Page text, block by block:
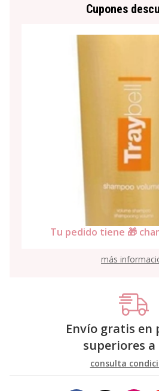
Cupones
Tu pedido tiene 🎁
más
Envío gratis en
superiores a
consulta